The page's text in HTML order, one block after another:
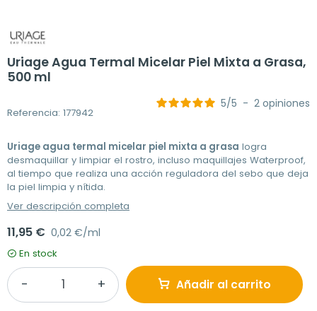
Uriage Agua Termal Micelar Piel Mixta a Grasa,
500 ml
Referencia: 177942
5/5 - 2 opiniones
Uriage agua termal micelar piel mixta a grasa logra
desmaquillar y limpiar el rostro, incluso maquillajes Waterproof,
al tiempo que realiza una acción reguladora del sebo que deja
la piel limpia y nítida.
Ver descripción completa
11,95 € 0,02 €/ml
En stock
Añadir al carrito